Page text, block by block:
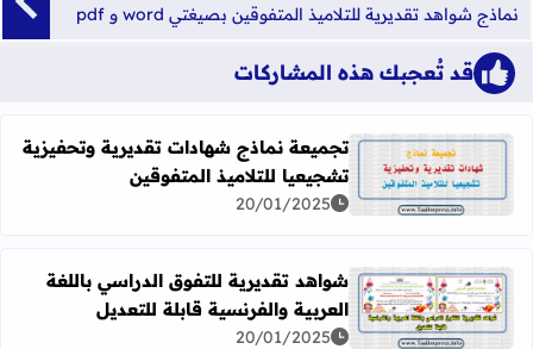
نماذج شواهد تقديرية للتلاميذ المتفوقين بصيغتي word و pdf
قد تُعجبك هذه المشاركات
اقرأ المزيد عن تجميعة نماذج شهادات تقديرية وتحفيزية
تجميعة نماذج شهادات تقديرية وتحفيزية
تشجيعيا للتلاميذ المتفوقين
20/01/2025
اقرأ المزيد عن شواهد تقديرية للتفوق الدراسي باللغة
شواهد تقديرية للتفوق الدراسي باللغة
العربية والفرنسية قابلة للتعديل
20/01/2025